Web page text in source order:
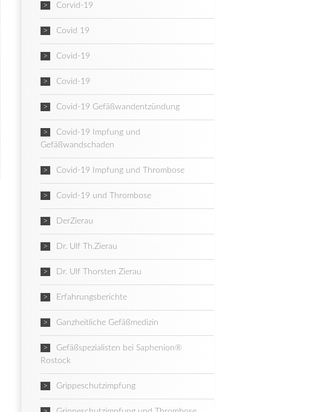
Corvid-19
Covid 19
Covid-19
Covid-19
Covid-19 Gefäßwandentzündung
Covid-19 Impfung und
Gefäßwandschaden
Covid-19 Impfung und Thrombose
Covid-19 und Thrombose
DerZierau
Dr. Ulf Th.Zierau
Dr. Ulf Thorsten Zierau
Erfahrungsberichte
Ganzheitliche Gefäßmedizin
Gefäßspezialisten bei Saphenion®
Rostock
Grippeschutzimpfung